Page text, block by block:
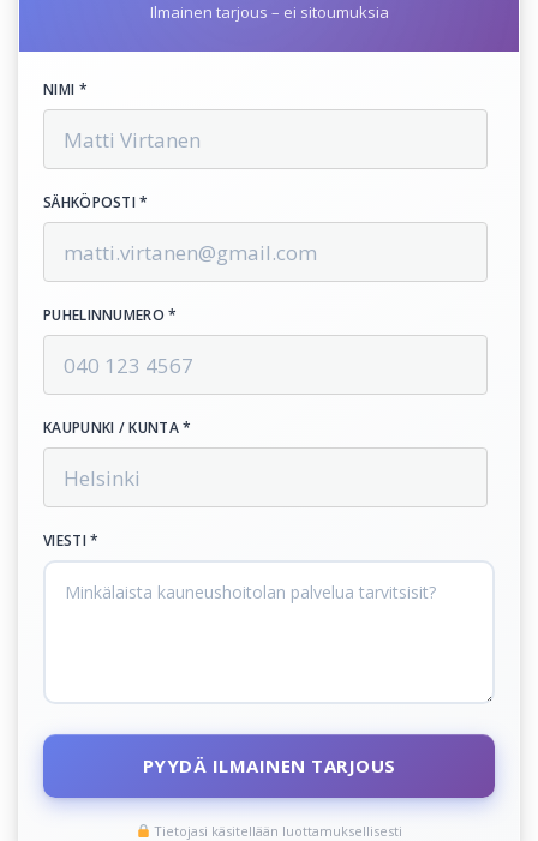
Ilmainen tarjous – ei sitoumuksia
NIMI *
SÄHKÖPOSTI *
PUHELINNUMERO *
KAUPUNKI / KUNTA *
VIESTI *
PYYDÄ ILMAINEN TARJOUS
Tietojasi käsitellään luottamuksellisesti